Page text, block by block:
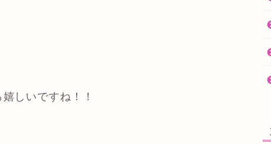
しいですね！！